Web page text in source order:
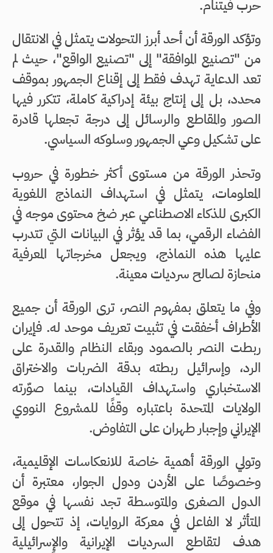
حرب فيتنام.
وتؤكد الورقة أن أحد أبرز التحولات يتمثل في الانتقال
من "تصنيع الموافقة" إلى "تصنيع الواقع"، حيث لم
تعد الدعاية تهدف فقط إلى إقناع الجمهور بموقف
محدد، بل إلى إنتاج بيئة إدراكية كاملة، تتكرر فيها
الصور والمقاطع والرسائل إلى درجة تجعلها قادرة
على تشكيل وعي الجمهور وسلوكه السياسي.
وتحذر الورقة من مستوى أكثر خطورة في حروب
المعلومات، يتمثل في استهداف النماذج اللغوية
الكبرى للذكاء الاصطناعي عبر ضخ محتوى موجه في
الفضاء الرقمي، بما قد يؤثر في البيانات التي تتدرب
عليها هذه النماذج، ويجعل مخرجاتها المعرفية
منحازة لصالح سرديات معينة.
وفي ما يتعلق بمفهوم النصر، ترى الورقة أن جميع
الأطراف أخفقت في تثبيت تعريف موحد له. فإيران
ربطت النصر بالصمود وبقاء النظام والقدرة على
الرد، وإسرائيل ربطته بدقة الضربات والاختراق
الاستخباري واستهداف القيادات، بينما صوّرته
الولايات المتحدة باعتباره وقفًا للمشروع النووي
الإيراني وإجبار طهران على التفاوض.
وتولي الورقة أهمية خاصة للانعكاسات الإقليمية،
وخصوصًا على الأردن ودول الجوار، معتبرة أن
الدول الصغرى والمتوسطة تجد نفسها في موقع
المتأثر لا الفاعل في معركة الروايات، إذ تتحول إلى
هدف لتقاطع السرديات الإيرانية والإسرائيلية